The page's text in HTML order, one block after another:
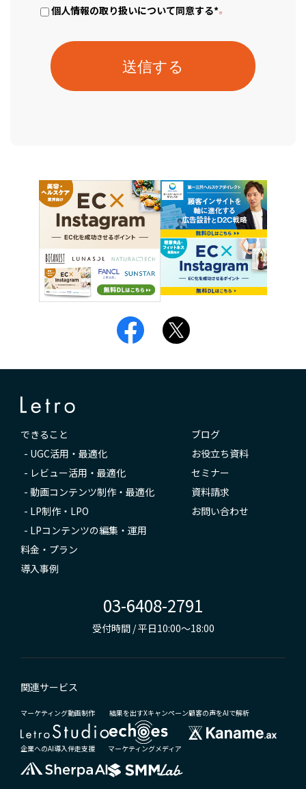
個人情報の取り扱いについて同意する*
できること
- UGC活用・最適化
- レビュー活用・最適化
- 動画コンテンツ制作・最適化
- LP制作・LPO
- LPコンテンツの編集・運用
料金・プラン
導入事例
ブログ
お役立ち資料
セミナー
資料請求
お問い合わせ
03-6408-2791
受付時間 / 平日10:00～18:00
関連サービス
マーケティング動画制作 結果を出すXキャンペーン顧客の声をAIで解析
企業へのAI導入伴走支援 マーケティングメディア